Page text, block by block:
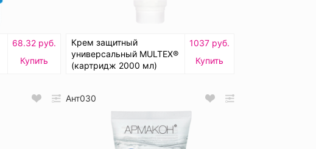
68.32 руб.
Купить
Крем защитный
универсальный MULTEX®
(картридж 2000 мл)
1037 руб.
Купить
Ант030